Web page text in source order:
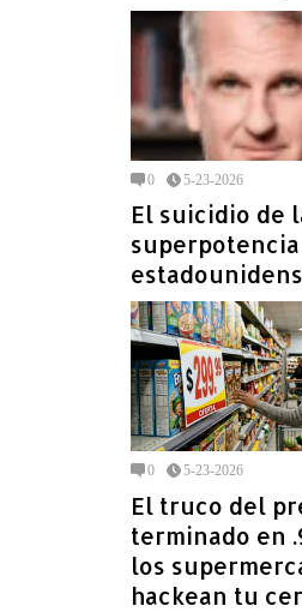
0 5-23-2026
El suicidio de
superpotencia
0 5-23-2026
El truco del
terminado en
los
hackean tu